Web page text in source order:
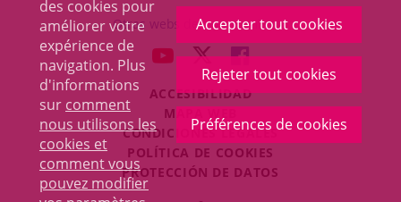
des cookies pour
améliorer votre
expérience de
navigation. Plus
d'informations
sur comment
nous utilisons les
cookies et
comment vous
pouvez modifier
Accepter tout cookies
Rejeter tout cookies
Préférences de cookies
una
ventana
nueva.
externa.
Otras webs del ayuntamiento
ENLACE
UNA
APLICACIÓN
EXTERNA.
ENLACE
A
UNA
APLICACIÓN
EXTERNA.
ENLACE
A
UNA
APLICACIÓN
EXTERNA.
ACCESIBILIDAD
MAPA WEB
CONDICIONES LEGALES
POLÍTICA DE COOKIES
PROTECCIÓN DE DATOS